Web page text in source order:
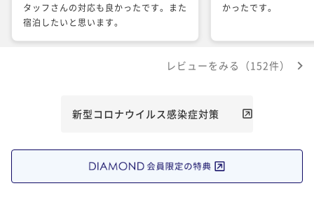
タッフさんの対応も良かったです。また
宿泊したいと思います。
かったです。
レビューをみる（152件）
新型コロナウイルス感染症対策